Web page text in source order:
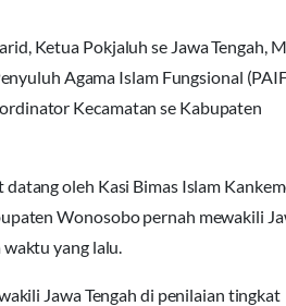
Ketua Pokjaluh se Jawa Tengah,
Agama Islam Fungsional
Kecamatan se Kabupaten
oleh Kasi Bimas Islam
Wonosobo pernah mewakili
yang lalu.
Jawa Tengah di penilaian tingkat